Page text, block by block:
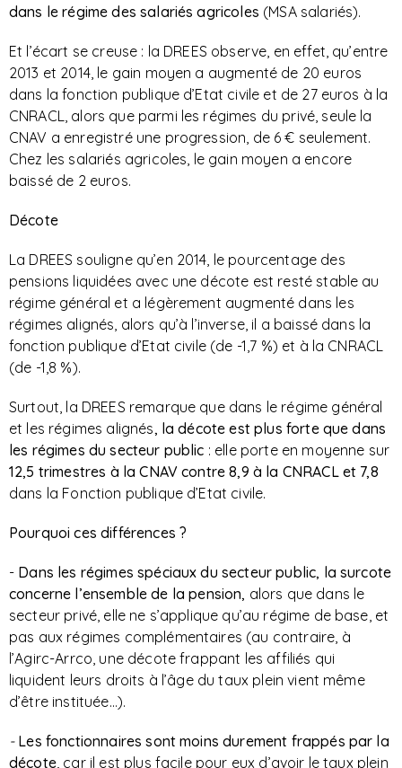
dans le régime des salariés agricoles (MSA salariés).
Et l’écart se creuse : la DREES observe, en effet, qu’entre
2013 et 2014, le gain moyen a augmenté de 20 euros
dans la fonction publique d’Etat civile et de 27 euros à la
CNRACL, alors que parmi les régimes du privé, seule la
CNAV a enregistré une progression, de 6 € seulement.
Chez les salariés agricoles, le gain moyen a encore
baissé de 2 euros.
Décote
La DREES souligne qu’en 2014, le pourcentage des
pensions liquidées avec une décote est resté stable au
régime général et a légèrement augmenté dans les
régimes alignés, alors qu’à l’inverse, il a baissé dans la
fonction publique d’Etat civile (de -1,7 %) et à la CNRACL
(de -1,8 %).
Surtout, la DREES remarque que dans le régime général
et les régimes alignés, la décote est plus forte que dans
les régimes du secteur public : elle porte en moyenne sur
12,5 trimestres à la CNAV contre 8,9 à la CNRACL et 7,8
dans la Fonction publique d’Etat civile.
Pourquoi ces différences ?
- Dans les régimes spéciaux du secteur public, la surcote
concerne l’ensemble de la pension, alors que dans le
secteur privé, elle ne s’applique qu’au régime de base, et
pas aux régimes complémentaires (au contraire, à
l’Agirc-Arrco, une décote frappant les affiliés qui
liquident leurs droits à l’âge du taux plein vient même
d’être instituée…).
- Les fonctionnaires sont moins durement frappés par la
décote, car il est plus facile pour eux d’avoir le taux plein